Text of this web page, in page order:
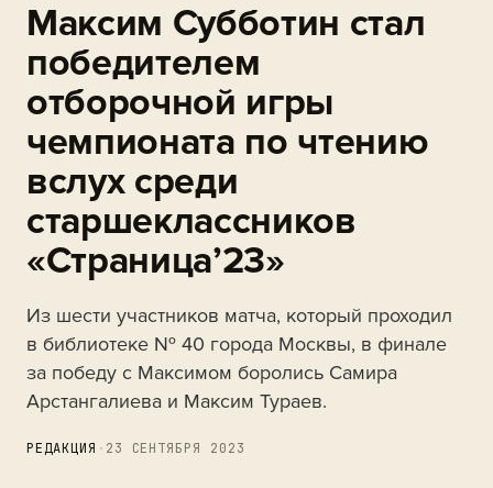
Максим Субботин стал
победителем
отборочной игры
чемпионата по чтению
вслух среди
старшеклассников
«Страница’23»
Из шести участников матча, который проходил
в библиотеке № 40 города Москвы, в финале
за победу с Максимом боролись Самира
Арстангалиева и Максим Тураев.
РЕДАКЦИЯ · 23 СЕНТЯБРЯ 2023